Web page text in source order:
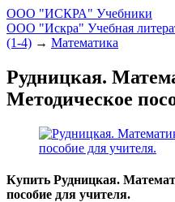
ООО "ИСКРА" Учебники
ООО "Искра" Учебная
(1-4) → Математика
Рудницкая.
Методическое
Купить Рудницкая.
пособие для учителя.